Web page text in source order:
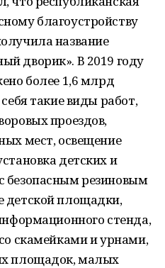
благоустройству
название
дворик». В 2019 году
более 1,6 млрд
такие виды работ,
проездов,
мест, освещение
детских и
безопасным резиновым
детской площадки,
стенда,
скамейками и урнами,
площадок, малых